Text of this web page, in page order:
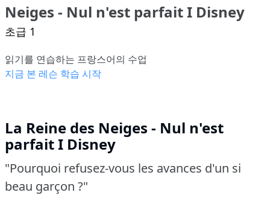
Neiges - Nul n'est parfait I Disney
초급 1
읽기를 연습하는 프랑스어의 수업
지금 본 레슨 학습 시작
La Reine des Neiges - Nul n'est
parfait I Disney
"Pourquoi refusez-vous les avances d'un si
beau garçon ?"